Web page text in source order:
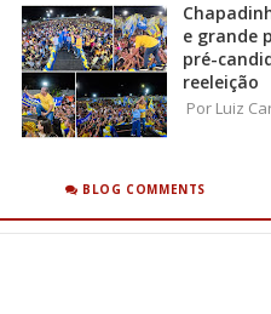
e grande
pré-
reeleição
Por Luiz
BLOG COMMENTS